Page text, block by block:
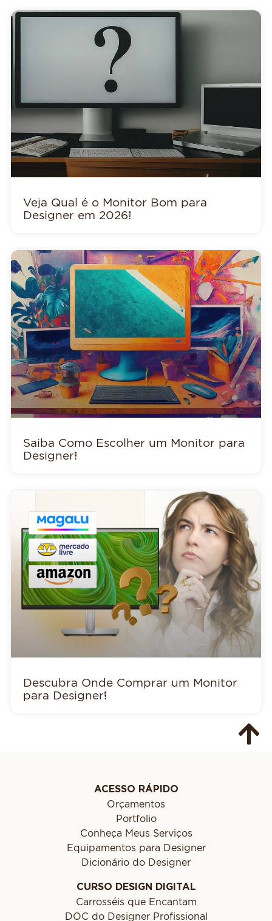
Veja Qual é o Monitor Bom para
Designer em 2026!
Saiba Como Escolher um Monitor para
Designer!
Descubra Onde Comprar um Monitor
para Designer!
ACESSO RÁPIDO
Orçamentos
Portfolio
Conheça Meus Serviços
Equipamentos para Designer
Dicionário do Designer
CURSO DESIGN DIGITAL
Carrosséis que Encantam
DOC do Designer Profissional